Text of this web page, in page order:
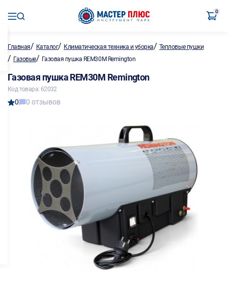
0
Главная/ Каталог/ Климатическая техника и уборка/ Тепловые пушки
/ Газовые/ Газовая пушка REM30M Remington
Газовая пушка REM30M Remington
Код товара: 62032
0 0 отзывов